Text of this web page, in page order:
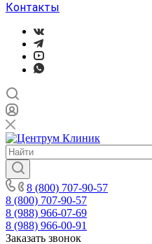
Контакты
8 (800) 707-90-57
8 (800) 707-90-57
8 (988) 966-07-69
8 (988) 966-00-91
Заказать звонок